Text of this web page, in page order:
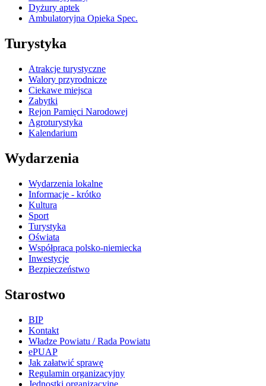
Dyżury aptek
Ambulatoryjna Opieka Spec.
Turystyka
Atrakcje turystyczne
Walory przyrodnicze
Ciekawe miejsca
Zabytki
Rejon Pamięci Narodowej
Agroturystyka
Kalendarium
Wydarzenia
Wydarzenia lokalne
Informacje - krótko
Kultura
Sport
Turystyka
Oświata
Współpraca polsko-niemiecka
Inwestycje
Bezpieczeństwo
Starostwo
BIP
Kontakt
Władze Powiatu / Rada Powiatu
ePUAP
Jak załatwić sprawę
Regulamin organizacyjny
Jednostki organizacyjne